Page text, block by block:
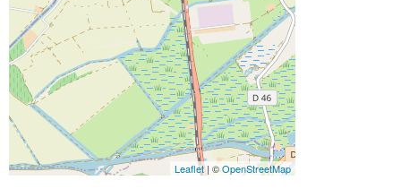
Leaflet| ©OpenStreetMap